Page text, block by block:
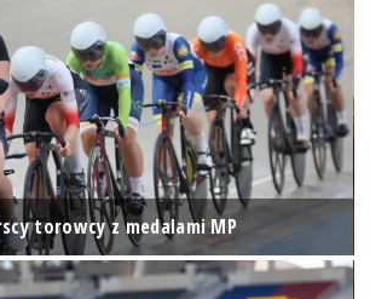
torowcy z medalami MP